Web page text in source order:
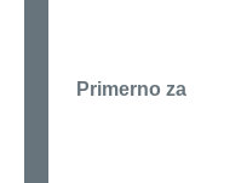
Primerno za